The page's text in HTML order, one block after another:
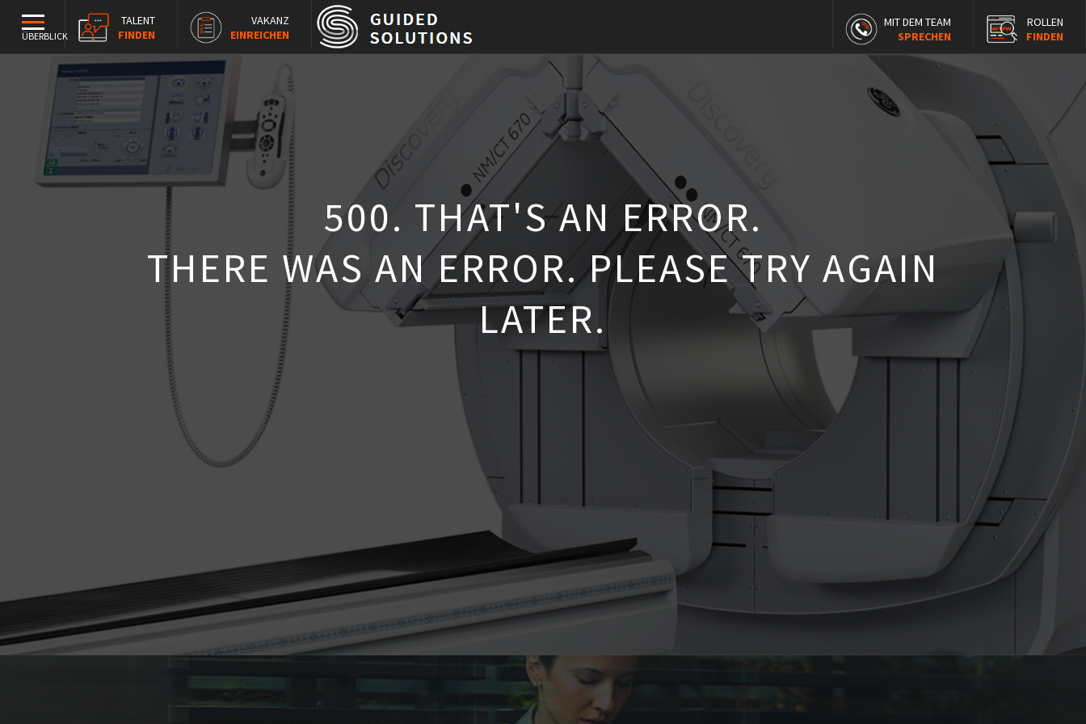
ÜBERBLICK
TALENT
FINDEN
VAKANZ
EINREICHEN
MIT DEM TEAM
SPRECHEN
ROLLEN
FINDEN
500. THAT'S AN ERROR.
THERE WAS AN ERROR. PLEASE TRY AGAIN
LATER.